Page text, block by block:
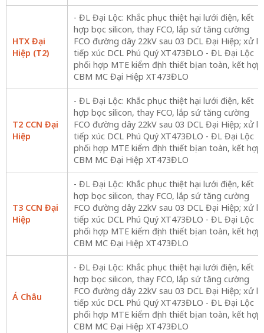
HTX Đại
Hiệp (T2)
- ĐL Đại Lộc: Khắc phục thiệt hại lưới điện, kết
hợp bọc silicon, thay FCO, lắp sứ tăng cường
FCO đường dây 22kV sau 03 DCL Đại Hiệp; xử lý
tiếp xúc DCL Phú Quý XT473ĐLO - ĐL Đại Lộc
phối hợp MTE kiểm định thiết bị an toàn, kết hợp
CBM MC Đại Hiệp XT473ĐLO
T2 CCN Đại
Hiệp
- ĐL Đại Lộc: Khắc phục thiệt hại lưới điện, kết
hợp bọc silicon, thay FCO, lắp sứ tăng cường
FCO đường dây 22kV sau 03 DCL Đại Hiệp; xử lý
tiếp xúc DCL Phú Quý XT473ĐLO - ĐL Đại Lộc
phối hợp MTE kiểm định thiết bị an toàn, kết hợp
CBM MC Đại Hiệp XT473ĐLO
T3 CCN Đại
Hiệp
- ĐL Đại Lộc: Khắc phục thiệt hại lưới điện, kết
hợp bọc silicon, thay FCO, lắp sứ tăng cường
FCO đường dây 22kV sau 03 DCL Đại Hiệp; xử lý
tiếp xúc DCL Phú Quý XT473ĐLO - ĐL Đại Lộc
phối hợp MTE kiểm định thiết bị an toàn, kết hợp
CBM MC Đại Hiệp XT473ĐLO
Á Châu
- ĐL Đại Lộc: Khắc phục thiệt hại lưới điện, kết
hợp bọc silicon, thay FCO, lắp sứ tăng cường
FCO đường dây 22kV sau 03 DCL Đại Hiệp; xử lý
tiếp xúc DCL Phú Quý XT473ĐLO - ĐL Đại Lộc
phối hợp MTE kiểm định thiết bị an toàn, kết hợp
CBM MC Đại Hiệp XT473ĐLO